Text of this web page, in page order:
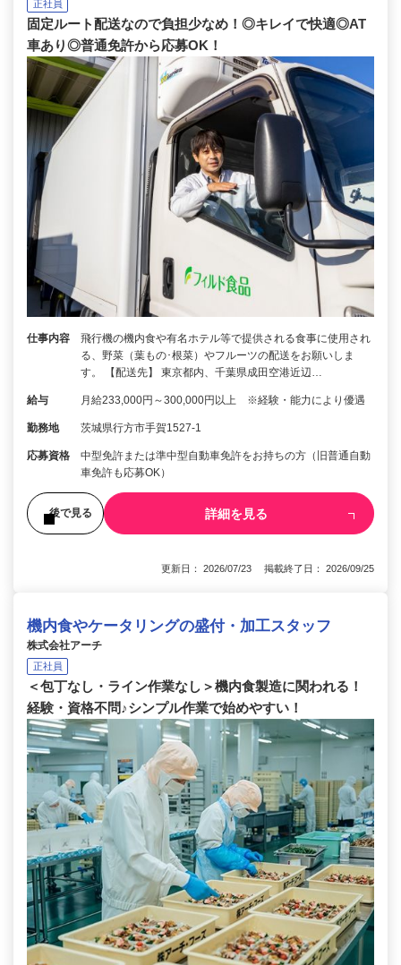
正社員
固定ルート配送なので負担少なめ！◎キレイで快適◎AT
車あり◎普通免許から応募OK！
仕事内容
飛行機の機内食や有名ホテル等で提供される食事に使用され
る、野菜（葉もの･根菜）やフルーツの配送をお願いしま
す。 【配送先】 東京都内、千葉県成田空港近辺…
給与 月給233,000円～300,000円以上 ※経験・能力により優遇
勤務地 茨城県行方市手賀1527-1
応募資格
中型免許または準中型自動車免許をお持ちの方（旧普通自動
車免許も応募OK）
後で見る 詳細を見る
更新日： 2026/07/23 掲載終了日： 2026/09/25
機内食やケータリングの盛付・加工スタッフ
株式会社アーチ
正社員
＜包丁なし・ライン作業なし＞機内食製造に関われる！
経験・資格不問♪シンプル作業で始めやすい！